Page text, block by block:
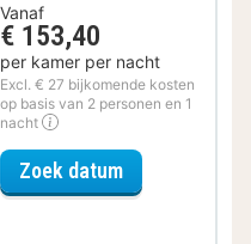
Vanaf
€ 153,40
per kamer per nacht
Excl. € 27 bijkomende kosten
op basis van 2 personen en 1
nacht
Zoek datumvoor